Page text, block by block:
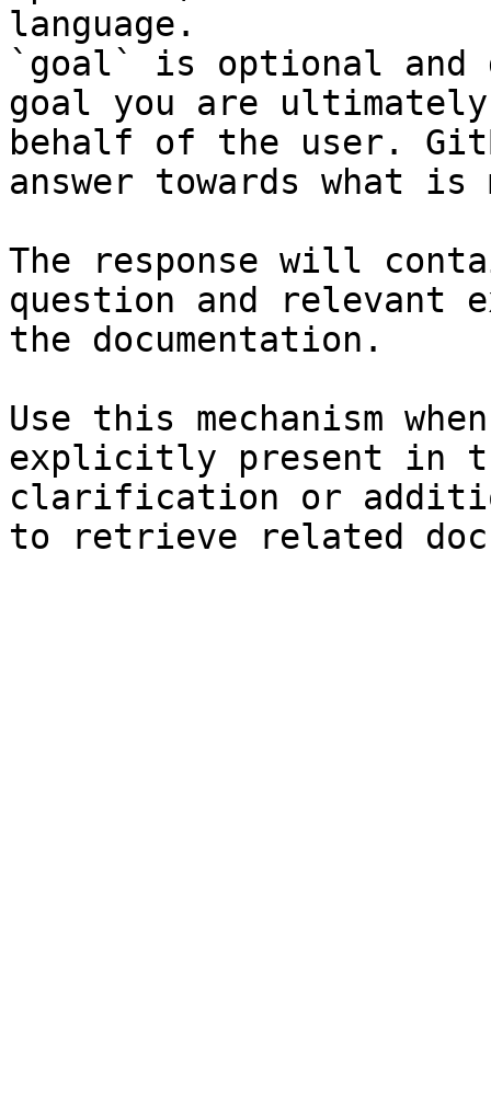
language.
`goal` is optional and
goal you are
behalf of the user.
answer towards what
The response will
question and relevant
the documentation.
Use this mechanism
explicitly present in
clarification or